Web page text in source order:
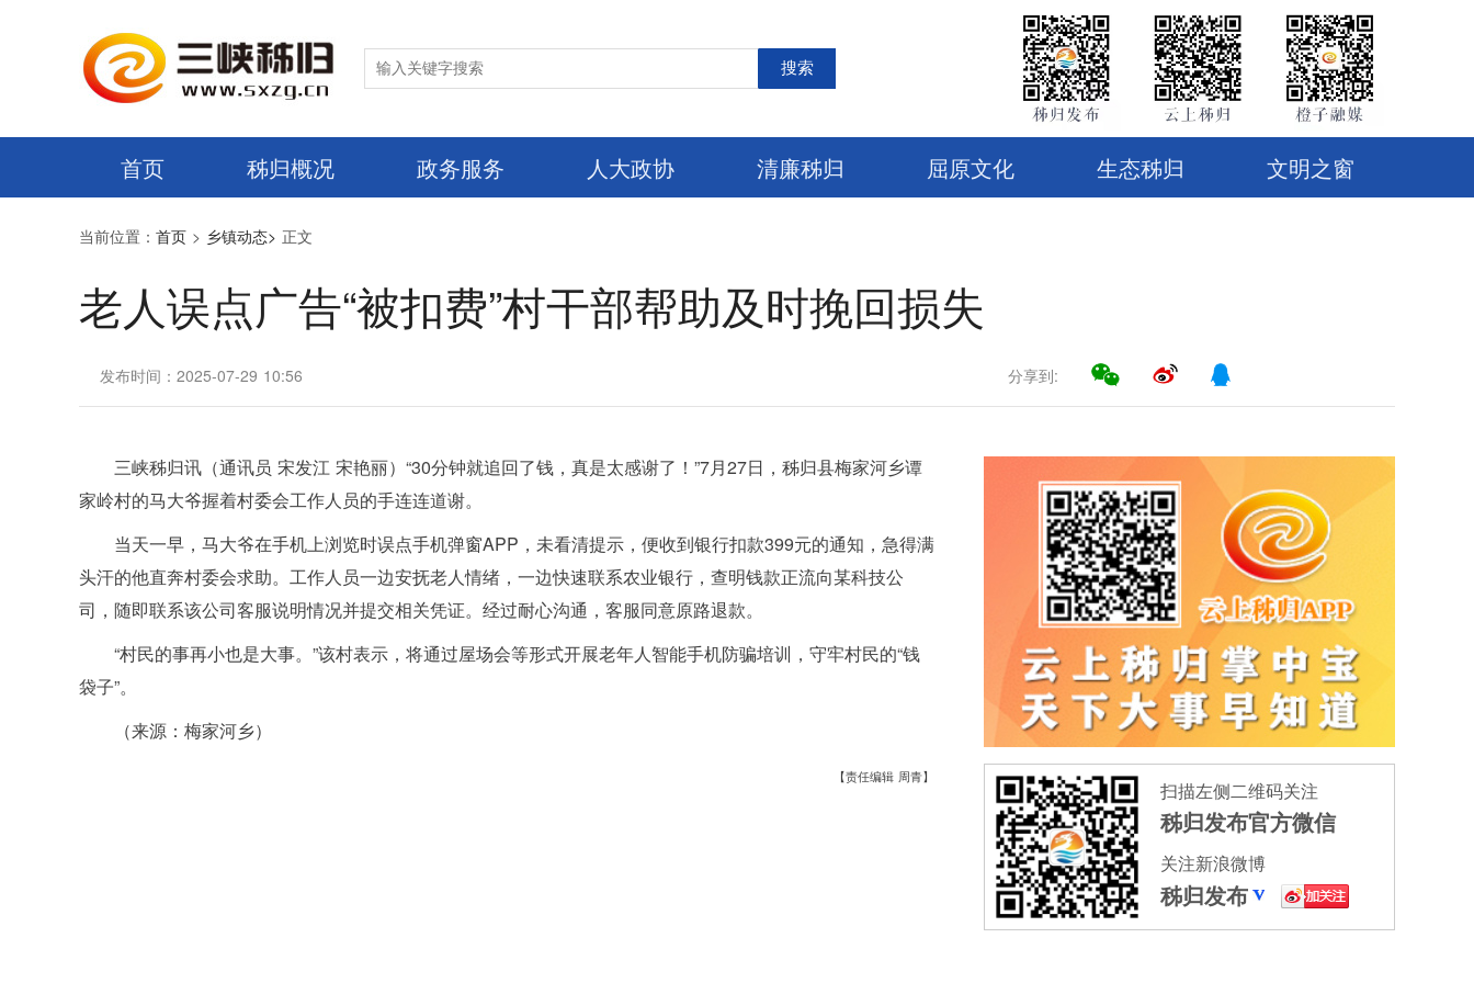
搜索
首页 秭归概况 政务服务 人大政协 清廉秭归 屈原文化 生态秭归 文明之窗
当前位置： 首页 > 乡镇动态> 正文
​老人误点广告“被扣费”村干部帮助及时挽回损失
发布时间：2025-07-29 10:56 分享到:
三峡秭归讯（通讯员 宋发江 宋艳丽）“30分钟就追回了钱，真是太感谢了！”7月27日，秭归县梅家河乡谭
家岭村的马大爷握着村委会工作人员的手连连道谢。
当天一早，马大爷在手机上浏览时误点手机弹窗APP，未看清提示，便收到银行扣款399元的通知，急得满
头汗的他直奔村委会求助。工作人员一边安抚老人情绪，一边快速联系农业银行，查明钱款正流向某科技公
司，随即联系该公司客服说明情况并提交相关凭证。经过耐心沟通，客服同意原路退款。
“村民的事再小也是大事。”该村表示，将通过屋场会等形式开展老年人智能手机防骗培训，守牢村民的“钱
袋子”。
（来源：梅家河乡）
【责任编辑 周青】
扫描左侧二维码关注
秭归发布官方微信
关注新浪微博
秭归发布